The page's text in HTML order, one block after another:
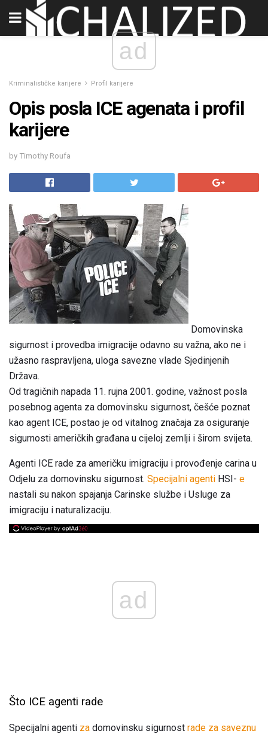
ad
Kriminalističke karijere Profil karijere
Opis posla ICE agenata i profil
karijere
by Timothy Roufa
Domovinska
sigurnost i provedba imigracije odavno su važna, ako ne i
užasno raspravljena, uloga savezne vlade Sjedinjenih
Država.
Od tragičnih napada 11. rujna 2001. godine, važnost posla
posebnog agenta za domovinsku sigurnost, češće poznat
kao agent ICE, postao je od vitalnog značaja za osiguranje
sigurnosti američkih građana u cijeloj zemlji i širom svijeta.
Agenti ICE rade za američku imigraciju i provođenje carina u
Odjelu za domovinsku sigurnost. Specijalni agenti HSI- e
nastali su nakon spajanja Carinske službe i Usluge za
imigraciju i naturalizaciju.
ad
Što ICE agenti rade
Specijalni agenti za domovinsku sigurnost rade za saveznu